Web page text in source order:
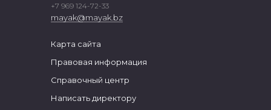
+7 969 124-72-33
mayak@mayak.bz
Карта сайта
Правовая информация
Справочный центр
Написать директору